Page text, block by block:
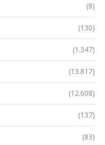
(8)
(130)
(1.347)
(13.817)
(12.608)
(137)
(83)